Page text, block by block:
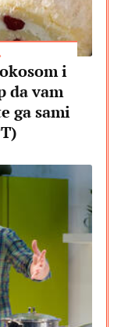
i
da vam
ga sami